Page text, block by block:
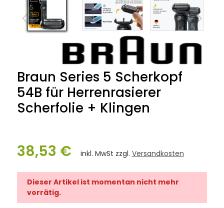
Braun Series 5 Scherkopf
54B für Herrenrasierer
Scherfolie + Klingen
38,53 € inkl. MwSt zzgl. Versandkosten
Dieser Artikel ist momentan nicht mehr
vorrätig.